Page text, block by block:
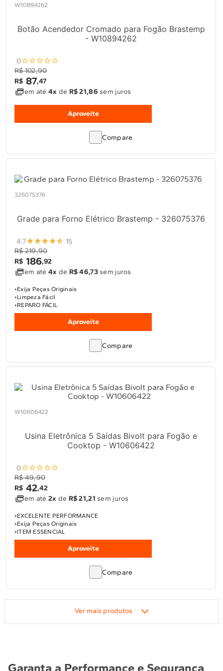
W10894262
Botão Acendedor Cromado para Fogão Brastemp
- W10894262
0
R$ 102,90
R$ 87,47
em até 4x de R$ 21,86 sem juros
Aproveite
Compare
326075376
Grade para Forno Elétrico Brastemp - 326075376
4.7
15
R$ 219,90
R$ 186,92
em até 4x de R$ 46,73sem juros
Exija Peças Originais
Limpeza Fácil
REPARO FÁCIL
Aproveite
Compare
W10606422
Usina Eletrônica 5 Saídas Bivolt para Fogão e
Cooktop - W10606422
0
R$ 49,90
R$ 42,42
em até 2x de R$ 21,21 sem juros
EXCELENTE PERFORMANCE
Exija Peças Originais
ITEM ESSENCIAL
Aproveite
Compare
Garanta a Performance e Segurança